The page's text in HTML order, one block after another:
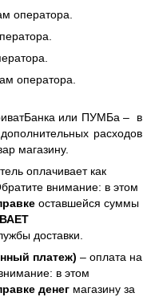
оператора.
оператора.
или ПУМБа –
в
расходов
магазину.
оплачивает как
внимание: в этом
оставшейся суммы
доставки.
платеж) – оплата на
в этом
денег магазину за